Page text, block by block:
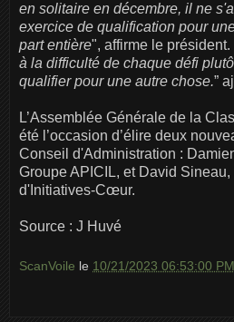
en solitaire en décembre, il ne
exercice de qualification pour
part entière", affirme le président.
à la difficulté de chaque défi
qualifier pour une autre chose.”
L’Assemblée Générale de la
été l’occasion d’élire deux
Conseil d'Administration :
Groupe APICIL, et David
d'Initiatives-Cœur.
Source : J Huvé
ScanVoile le 10/21/2023 06:53:00 PM